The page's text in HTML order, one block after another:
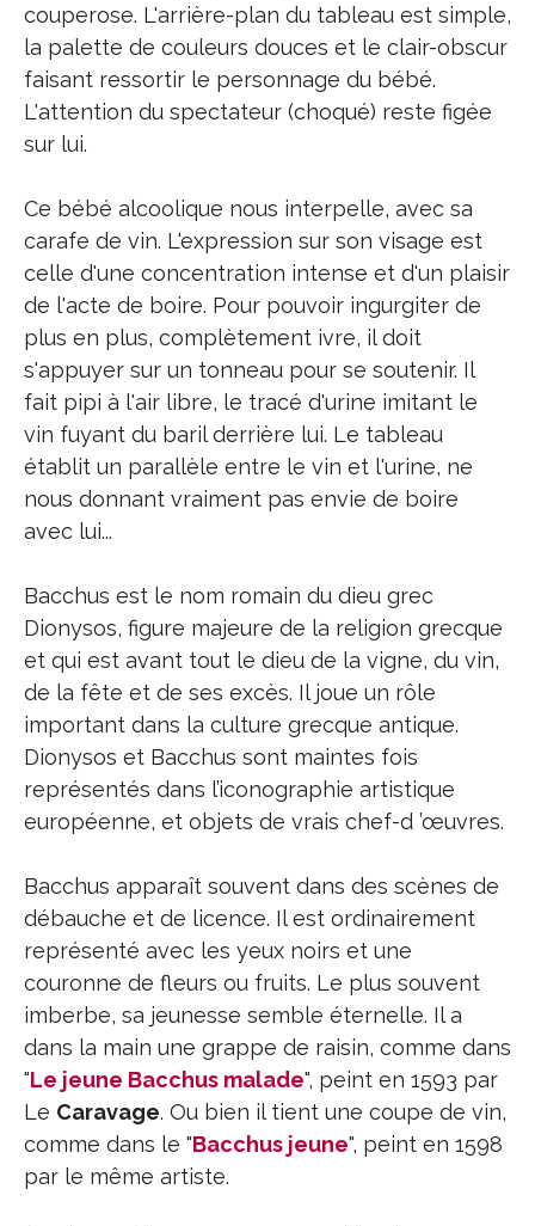
couperose. L'arrière-plan du tableau est simple,
la palette de couleurs douces et le clair-obscur
faisant ressortir le personnage du bébé.
L'attention du spectateur (choqué) reste figée
sur lui.
Ce bébé alcoolique nous interpelle, avec sa
carafe de vin. L'expression sur son visage est
celle d'une concentration intense et d'un plaisir
de l'acte de boire. Pour pouvoir ingurgiter de
plus en plus, complètement ivre, il doit
s'appuyer sur un tonneau pour se soutenir. Il
fait pipi à l'air libre, le tracé d'urine imitant le
vin fuyant du baril derrière lui. Le tableau
établit un parallèle entre le vin et l'urine, ne
nous donnant vraiment pas envie de boire
avec lui...
Bacchus est le nom romain du dieu grec
Dionysos, figure majeure de la religion grecque
et qui est avant tout le dieu de la vigne, du vin,
de la fête et de ses excès. Il joue un rôle
important dans la culture grecque antique.
Dionysos et Bacchus sont maintes fois
représentés dans l’iconographie artistique
européenne, et objets de vrais chef-d ’œuvres.
Bacchus apparaît souvent dans des scènes de
débauche et de licence. Il est ordinairement
représenté avec les yeux noirs et une
couronne de fleurs ou fruits. Le plus souvent
imberbe, sa jeunesse semble éternelle. Il a
dans la main une grappe de raisin, comme dans
"Le jeune Bacchus malade", peint en 1593 par
Le Caravage. Ou bien il tient une coupe de vin,
comme dans le "Bacchus jeune", peint en 1598
par le même artiste.